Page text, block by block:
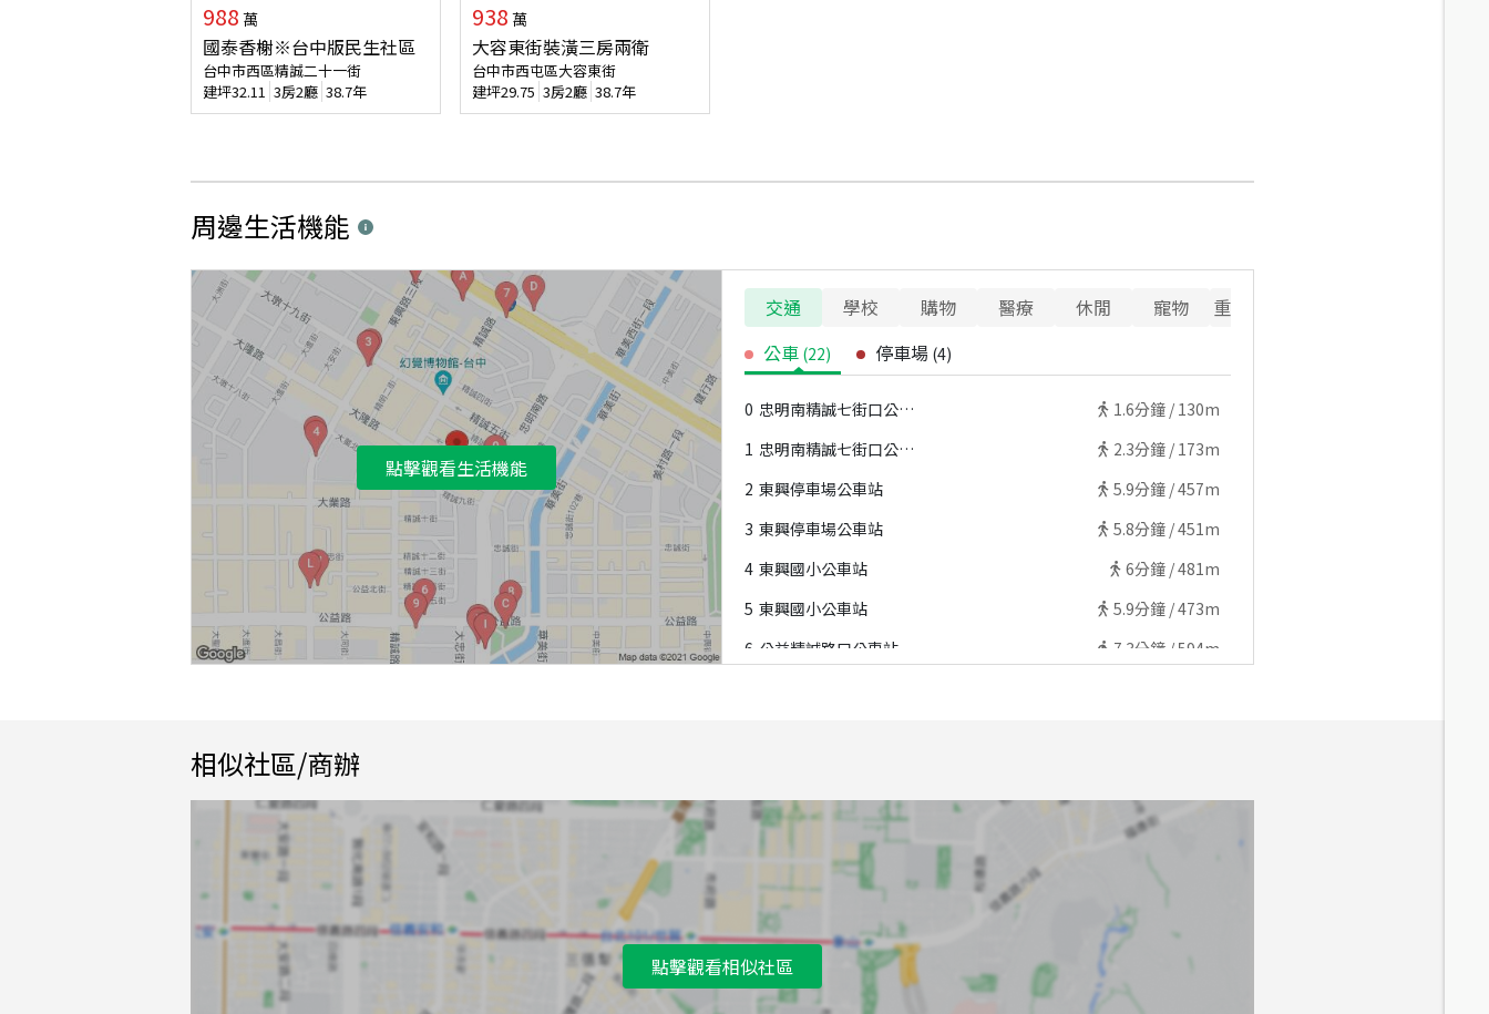
988 萬
國泰香榭※台中版民生社區
台中市西區精誠二十一街
建坪32.11 3房2廳 38.7年
938 萬
大容東街裝潢三房兩衛
台中市西屯區大容東街
建坪29.75 3房2廳 38.7年
周邊生活機能
點擊觀看生活機能
交通 學校 購物 醫療 休閒 寵物
重要設施
公車 (22) 停車場 (4)
0 忠明南精誠七街口公車站 1.6分鐘 / 130m
1 忠明南精誠七街口公車站 2.3分鐘 / 173m
2 東興停車場公車站 5.9分鐘 /457m
3 東興停車場公車站 5.8分鐘 /451m
4 東興國小公車站 6分鐘 /481m
5 東興國小公車站 5.9分鐘 /473m
6 公益精誠路口公車站 7.3分鐘 / 594m
頂何厝(中港路)公車站 分鐘 /
頂何厝公車站
公益公園(公益路)公車站 分鐘 /
忠明國小公車站 8.7
E 公益公園(忠明南路)公車站
公益公園公車站
相似社區/商辦
點擊觀看相似社區